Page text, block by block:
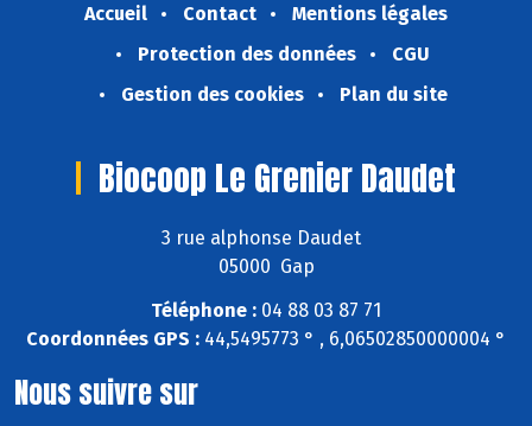
Accueil Contact
Mentions légales
Protection des données
CGU
Gestion des cookies
Plan du site
Biocoop Le Grenier Daudet
3 rue alphonse Daudet
05000 Gap
Téléphone : 04 88 03 87 71
Coordonnées GPS : 44,5495773 ° , 6,06502850000004 °
Nous suivre sur